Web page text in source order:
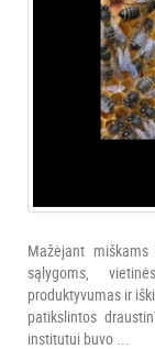
Mažėjant
sąlygoms,
produktyvumas ir
patikslintos
institutui buvo ...